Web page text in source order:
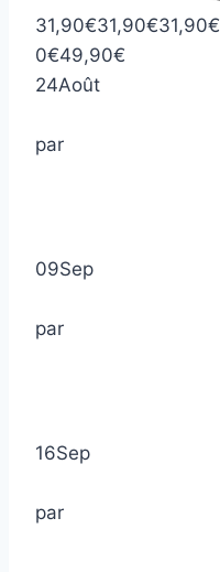
31,90€31,90€31,90€
0€49,90€
24Août
par
09Sep
par
16Sep
par